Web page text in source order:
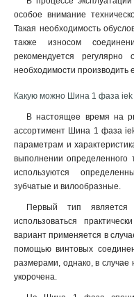
особое внимание
Такая необходимость
также износом
рекомендуется
необходимости производить
Какую можно Шина 1 фаза iek
В настоящее время на
ассортимент Шина 1 фаза
параметрам и
выполнении определенного
используются
зубчатые и вилообразные.
Первый тип
использоваться
вариант применяется в
помощью винтовых
размерами, однако, в
укорочена.